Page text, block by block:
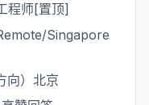
程师[置顶]
Singapore
向）北京